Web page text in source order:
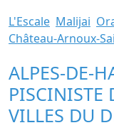
L'Escale Malijai
Château-Arnoux-
ALPES-DE-
PISCINISTE
VILLES DU